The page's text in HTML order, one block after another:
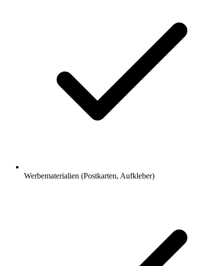
Werbematerialien (Postkarten, Aufkleber)